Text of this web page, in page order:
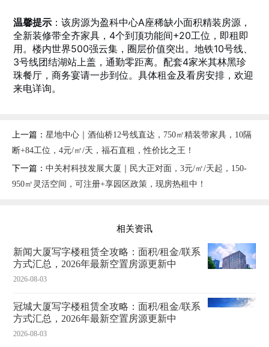
温馨提示 ：该房源为盈科中心A座稀缺小面积精装房源，
全新装修带全齐家具，4个到顶功能间+20工位，即租即
用。楼内世界500强云集，圈层价值突出。地铁10号线、
3号线团结湖站上盖，通勤零距离。配套4家米其林黑珍
珠餐厅，商务宴请一步到位。具体租金及看房安排，欢迎
来电详询。
上一篇： 星地中心｜酒仙桥12号线直达，750㎡精装带家具，10隔
断+84工位，4元/㎡/天，福石直租，性价比之王！
下一篇： 中关村科技发展大厦｜民大正对面，3元/㎡/天起，150-
950㎡灵活空间，可注册+享园区政策，现房热租中！
相关资讯
新闻大厦写字楼租赁全攻略：面积/租金/联系
方式汇总，2026年最新空置房源更新中
2026-08-03
冠城大厦写字楼租赁全攻略：面积/租金/联系
方式汇总，2026年最新空置房源更新中
2026-08-03